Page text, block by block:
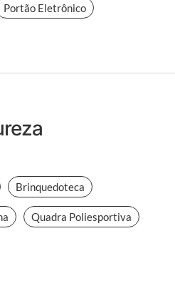
Portão Eletrônico
Brinquedoteca
Quadra Poliesportiva